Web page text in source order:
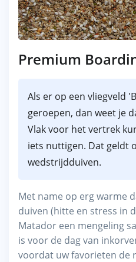
Premium
Als er op een vliegveld
geroepen, dan weet je
Vlak voor het vertrek
iets nuttigen. Dat geldt
wedstrijdduiven.
Met name op erg warme
duiven (hitte en stress in
Matador een mengeling
is voor de dag van
voordat uw favorieten de